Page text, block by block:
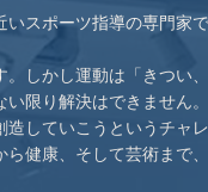
スポーツ指導の専門家
しかし運動は「きつ
限り解決はできません
していこうというチャ
健康、そして芸術ま